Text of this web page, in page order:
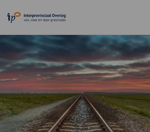
Homepagina